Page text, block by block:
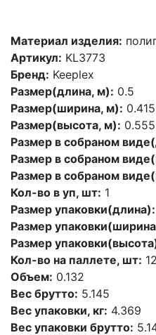
Материал изделия:
Артикул: KL3773
Бренд: Keeplex
Размер(длина, м): 0.5
Размер(ширина, м): 0.415
Размер(высота, м): 0.555
Размер в собраном
Размер в собраном
Размер в собраном
Кол-во в уп, шт: 1
Размер упаковки(длина):
Размер
Размер
Кол-во на паллете, шт: 12
Объем: 0.132
Вес брутто: 5.145
Вес упаковки, кг: 4.369
Вес упаковки брутто: